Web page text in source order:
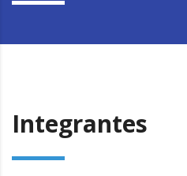
Integrantes